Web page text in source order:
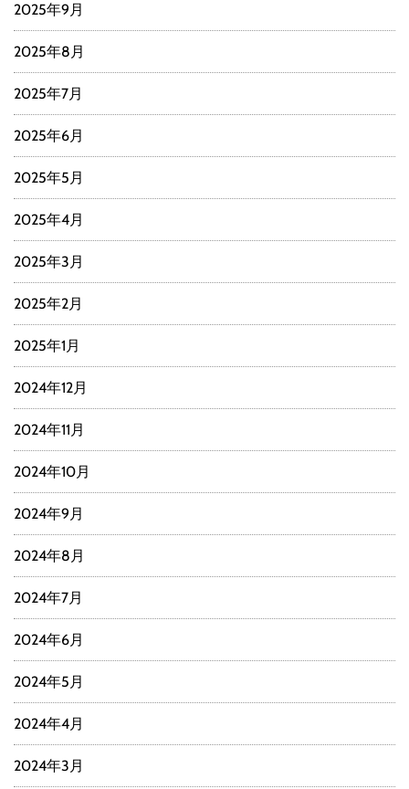
2025年9月
2025年8月
2025年7月
2025年6月
2025年5月
2025年4月
2025年3月
2025年2月
2025年1月
2024年12月
2024年11月
2024年10月
2024年9月
2024年8月
2024年7月
2024年6月
2024年5月
2024年4月
2024年3月